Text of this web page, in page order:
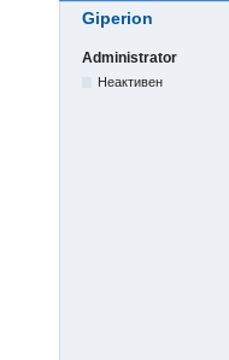
Giperion
Administrator
Неактивен